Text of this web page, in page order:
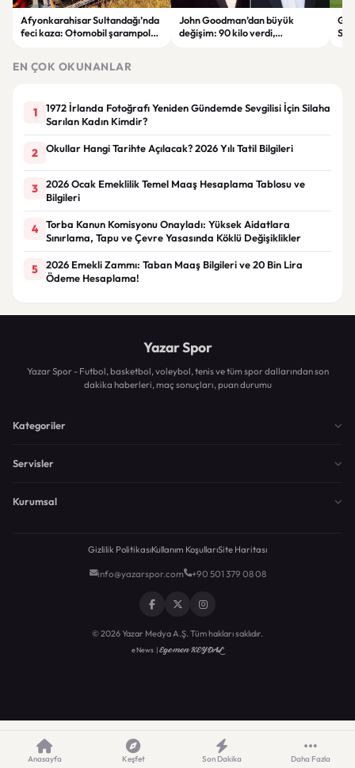
Afyonkarahisar Sultandağı’nda
feci kaza: Otomobil şarampole
John Goodman’dan büyük
değişim: 90 kilo verdi,
EN ÇOK OKUNANLAR
1
1972 İrlanda Fotoğrafı Yeniden Gündemde Sevgilisi İçin Silaha
Sarılan Kadın Kimdir?
2 Okullar Hangi Tarihte Açılacak? 2026 Yılı Tatil Bilgileri
3
2026 Ocak Emeklilik Temel Maaş Hesaplama Tablosu ve
Bilgileri
4
Torba Kanun Komisyonu Onayladı: Yüksek Aidatlara
Sınırlama, Tapu ve Çevre Yasasında Köklü Değişiklikler
5
2026 Emekli Zammı: Taban Maaş Bilgileri ve 20 Bin Lira
Ödeme Hesaplama!
Yazar Spor
Yazar Spor - Futbol, basketbol, voleybol, tenis ve tüm spor dallarından son
dakika haberleri, maç sonuçları, puan durumu
Kategoriler
Servisler
Kurumsal
Gizlilik PolitikasıKullanım KoşullarıSite Haritası
info@yazarspor.com +90 501 379 08 08
© 2026 Yazar Medya A.Ş. Tüm hakları saklıdır.
eNews |Egemen KEYDAL
Anasayfa Keşfet Son Dakika Daha Fazla